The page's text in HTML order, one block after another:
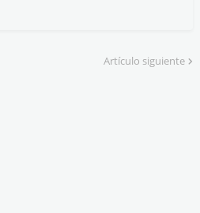
Artículo siguiente